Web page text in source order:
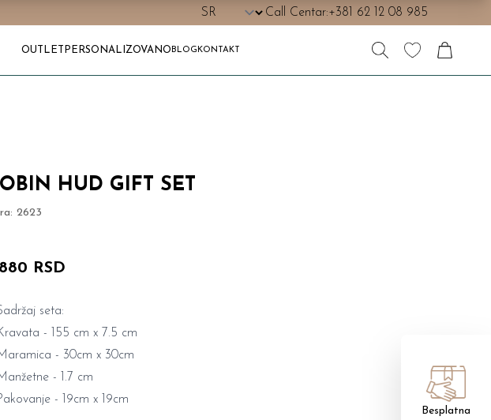
Call Centar:+381 62 12 08 985
OUTLET PERSONALIZOVANO BLOG KONTAKT
HUD GIFT SET
2623
RSD
seta:
- 155 cm x 7.5 cm
- 30cm x 30cm
- 1.7 cm
- 19cm x 19cm
Besplatna